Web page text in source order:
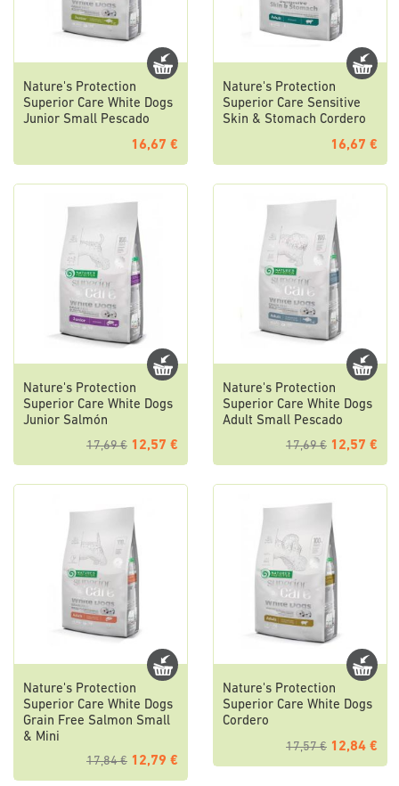
Nature's Protection
Superior Care White Dogs
Junior Small Pescado
16,67 €
Nature's Protection
Superior Care Sensitive
Skin & Stomach Cordero
16,67 €
Nature's Protection
Superior Care White Dogs
Junior Salmón
17,69 € 12,57 €
Nature's Protection
Superior Care White Dogs
Adult Small Pescado
17,69 € 12,57 €
Nature's Protection
Superior Care White Dogs
Grain Free Salmon Small
& Mini
17,84 € 12,79 €
Nature's Protection
Superior Care White Dogs
Cordero
17,57 € 12,84 €